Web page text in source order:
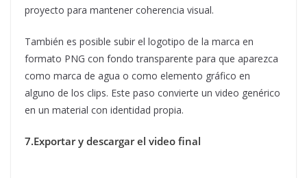
proyecto para mantener coherencia visual.
También es posible subir el logotipo de la marca en
formato PNG con fondo transparente para que aparezca
como marca de agua o como elemento gráfico en
alguno de los clips. Este paso convierte un video genérico
en un material con identidad propia.
7.Exportar y descargar el video final